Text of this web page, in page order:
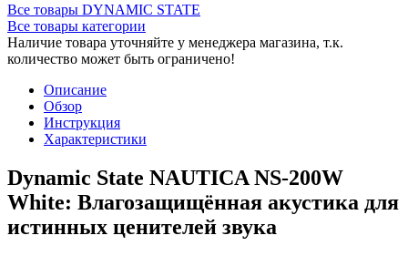
Все товары DYNAMIC STATE
Все товары категории
Наличие товара уточняйте у менеджера магазина, т.к.
количество может быть ограничено!
Описание
Обзор
Инструкция
Характеристики
Dynamic State NAUTICA NS-200W
White: Влагозащищённая акустика для
истинных ценителей звука